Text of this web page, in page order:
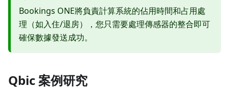
Bookings ONE將負責計算系統的佔用時間和占用處
理（如入住/退房），您只需要處理傳感器的整合即可
確保數據發送成功。
Qbic 案例研究